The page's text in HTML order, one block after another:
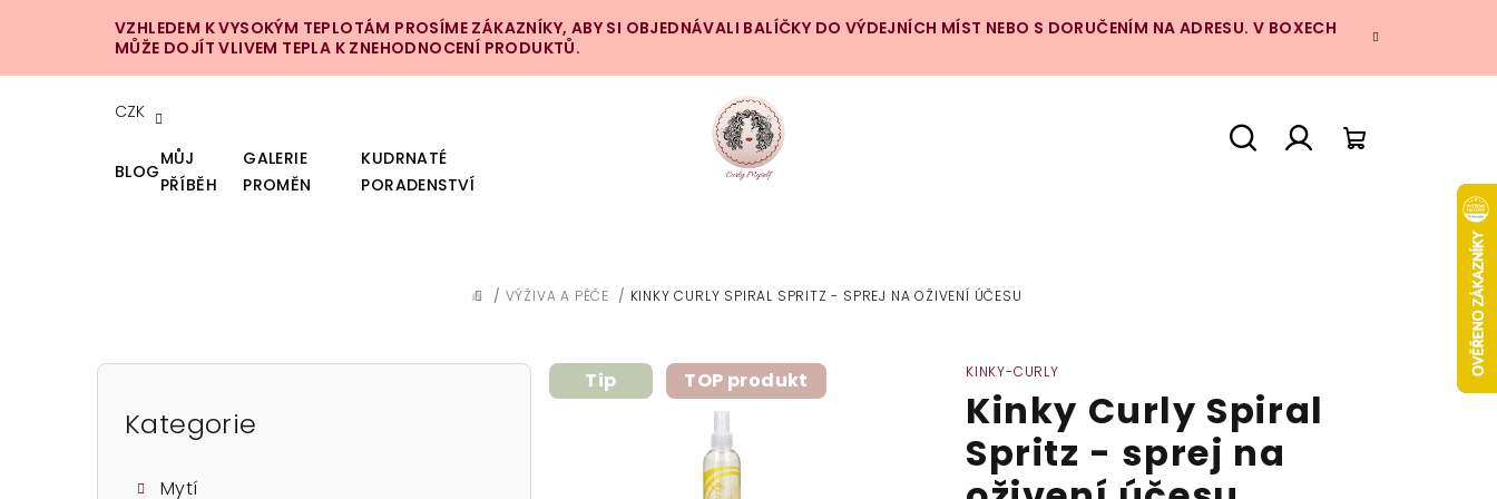
VZHLEDEM K VYSOKÝM TEPLOTÁM PROSÍME ZÁKAZNÍKY, ABY SI OBJEDNÁVALI BALÍČKY DO VÝDEJNÍCH MÍST NEBO S DORUČENÍM NA ADRESU. V BOXECH
MŮŽE DOJÍT VLIVEM TEPLA K ZNEHODNOCENÍ PRODUKTŮ.
CZK
BLOG
MŮJ
PŘÍBĚH
GALERIE
PROMĚN
KUDRNATÉ
PORADENSTVÍ
DOMŮ
/ VÝŽIVA A PÉČE / KINKY CURLY SPIRAL SPRITZ - SPREJ NA OŽIVENÍ ÚČESU
P
Přeskočit
kategorie
Kategorie
Mytí
KINKY-CURLY
Kinky Curly Spiral
Spritz - sprej na
Tip TOP produkt